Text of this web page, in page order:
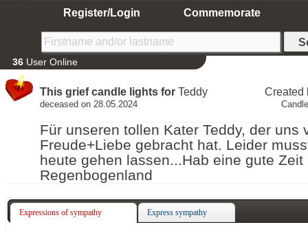
Register/Login Commemorate
36 User Online
This grief candle lights for Teddy
deceased on 28.05.2024
Created
Für unseren tollen Kater Teddy, der uns
Freude+Liebe gebracht hat. Leider
heute gehen lassen...Hab eine gute Zeit
Regenbogenland
Expressions of sympathy Express sympathy